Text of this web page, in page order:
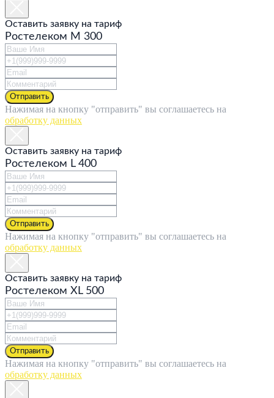
Оставить заявку на тариф
Ростелеком M 300
Отправить
Нажимая на кнопку "отправить" вы соглашаетесь на
обработку данных
Оставить заявку на тариф
Ростелеком L 400
Отправить
Нажимая на кнопку "отправить" вы соглашаетесь на
обработку данных
Оставить заявку на тариф
Ростелеком XL 500
Отправить
Нажимая на кнопку "отправить" вы соглашаетесь на
обработку данных